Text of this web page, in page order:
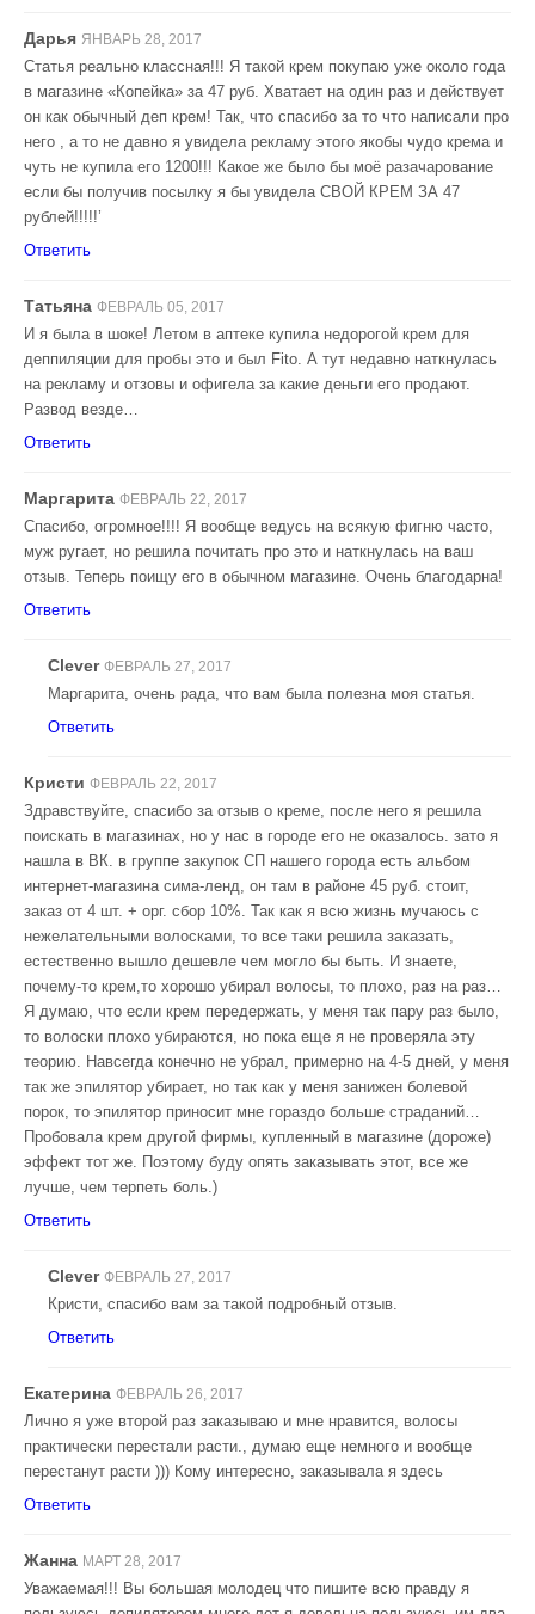
Дарья ЯНВАРЬ 28, 2017
Статья реально классная!!! Я такой крем покупаю уже около года
в магазине «Копейка» за 47 руб. Хватает на один раз и действует
он как обычный деп крем! Так, что спасибо за то что написали про
него , а то не давно я увидела рекламу этого якобы чудо крема и
чуть не купила его 1200!!! Какое же было бы моё разачарование
если бы получив посылку я бы увидела СВОЙ КРЕМ ЗА 47
рублей!!!!!’
Ответить
Татьяна ФЕВРАЛЬ 05, 2017
И я была в шоке! Летом в аптеке купила недорогой крем для
деппиляции для пробы это и был Fito. А тут недавно наткнулась
на рекламу и отзовы и офигела за какие деньги его продают.
Развод везде…
Ответить
Маргарита ФЕВРАЛЬ 22, 2017
Спасибо, огромное!!!! Я вообще ведусь на всякую фигню часто,
муж ругает, но решила почитать про это и наткнулась на ваш
отзыв. Теперь поищу его в обычном магазине. Очень благодарна!
Ответить
Clever ФЕВРАЛЬ 27, 2017
Маргарита, очень рада, что вам была полезна моя статья.
Ответить
Кристи ФЕВРАЛЬ 22, 2017
Здравствуйте, спасибо за отзыв о креме, после него я решила
поискать в магазинах, но у нас в городе его не оказалось. зато я
нашла в ВК. в группе закупок СП нашего города есть альбом
интернет-магазина сима-ленд, он там в районе 45 руб. стоит,
заказ от 4 шт. + орг. сбор 10%. Так как я всю жизнь мучаюсь с
нежелательными волосками, то все таки решила заказать,
естественно вышло дешевле чем могло бы быть. И знаете,
почему-то крем,то хорошо убирал волосы, то плохо, раз на раз…
Я думаю, что если крем передержать, у меня так пару раз было,
то волоски плохо убираются, но пока еще я не проверяла эту
теорию. Навсегда конечно не убрал, примерно на 4-5 дней, у меня
так же эпилятор убирает, но так как у меня занижен болевой
порок, то эпилятор приносит мне гораздо больше страданий…
Пробовала крем другой фирмы, купленный в магазине (дороже)
эффект тот же. Поэтому буду опять заказывать этот, все же
лучше, чем терпеть боль.)
Ответить
Clever ФЕВРАЛЬ 27, 2017
Кристи, спасибо вам за такой подробный отзыв.
Ответить
Екатерина ФЕВРАЛЬ 26, 2017
Лично я уже второй раз заказываю и мне нравится, волосы
практически перестали расти., думаю еще немного и вообще
перестанут расти ))) Кому интересно, заказывала я здесь
Ответить
Жанна МАРТ 28, 2017
Уважаемая!!! Вы большая молодец что пишите всю правду я